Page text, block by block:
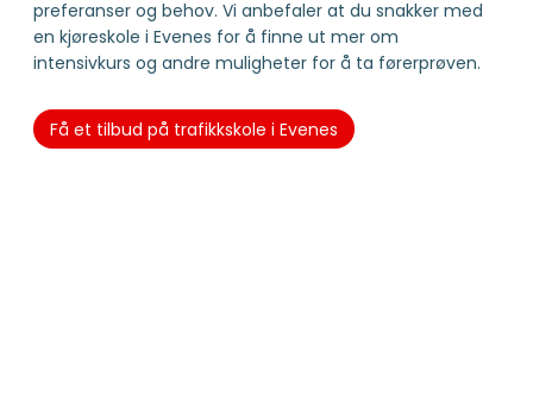
preferanser og behov. Vi anbefaler at du snakker med
en kjøreskole i Evenes for å finne ut mer om
intensivkurs og andre muligheter for å ta førerprøven.
Få et tilbud på trafikkskole i Evenes